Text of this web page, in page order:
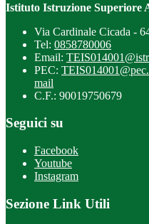
Istituto Istruzione Superiore
Via Cardinale Cicada -
Tel: 0858780006
Email:
PEC:
mail
C.F.: 90019750679
Seguici su
Facebook
Youtube
Instagram
Sezione Link Utili